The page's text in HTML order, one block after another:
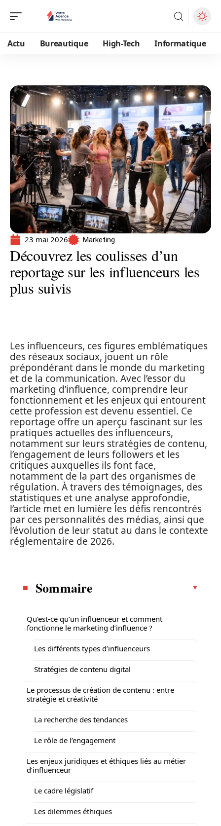
Actu Bureautique High-Tech Informatique
23 mai 2026 Marketing
Découvrez les coulisses d’un
reportage sur les influenceurs les
plus suivis
Les influenceurs, ces figures emblématiques
des réseaux sociaux, jouent un rôle
prépondérant dans le monde du marketing
et de la communication. Avec l’essor du
marketing d’influence, comprendre leur
fonctionnement et les enjeux qui entourent
cette profession est devenu essentiel. Ce
reportage offre un aperçu fascinant sur les
pratiques actuelles des influenceurs,
notamment sur leurs stratégies de contenu,
l’engagement de leurs followers et les
critiques auxquelles ils font face,
notamment de la part des organismes de
régulation. À travers des témoignages, des
statistiques et une analyse approfondie,
l’article met en lumière les défis rencontrés
par ces personnalités des médias, ainsi que
l’évolution de leur statut au dans le contexte
réglementaire de 2026.
Sommaire
Qu’est-ce qu’un influenceur et comment
fonctionne le marketing d’influence ?
Les différents types d’influenceurs
Stratégies de contenu digital
Le processus de création de contenu : entre
stratégie et créativité
La recherche des tendances
Le rôle de l’engagement
Les enjeux juridiques et éthiques liés au métier
d’influenceur
Le cadre législatif
Les dilemmes éthiques